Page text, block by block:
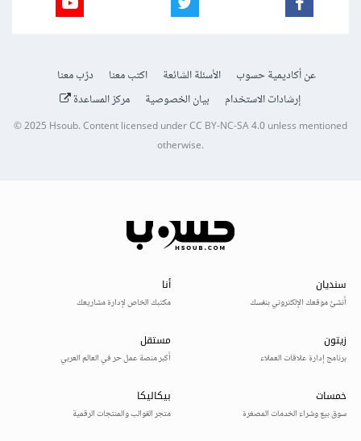
عن أكاديمية حسوب الأسئلة الشائعة اكتب معنا
درّب معنا
إرشادات الاستخدام
بيان الخصوصية مركز المساعدة
© 2025Hsoub.Content licensed underCC BY-NC-SA 4.0unless mentioned
otherwise.